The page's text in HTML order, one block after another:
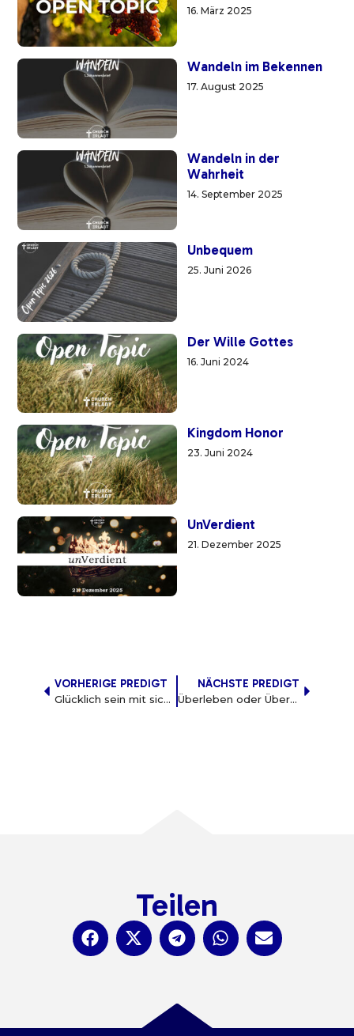
16. März 2025
Wandeln im Bekennen
17. August 2025
Wandeln in der
Wahrheit
14. September 2025
Unbequem
25. Juni 2026
Der Wille Gottes
16. Juni 2024
Kingdom Honor
23. Juni 2024
UnVerdient
21. Dezember 2025
VORHERIGE PREDIGT
Glücklich sein mit sich selbst
NÄCHSTE PREDIGT
Überleben oder Überwinden?
Teilen